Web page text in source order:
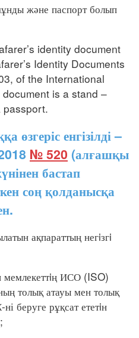
және паспорт болып
identity document
Identity Documents
of the International
is a stand –
passport.
енгізілді –
№ 520 (алғашқы
бастап
соң қолданысқа
ақпараттың негiзгi
ИСО (ISO)
толық атауы мен толық
беруге рұқсат ететiн